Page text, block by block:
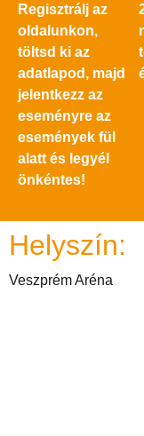
Regisztrálj az
oldalunkon,
töltsd ki az
adatlapod, majd
jelentkezz az
eseményre az
események fül
alatt és legyél
önkéntes!
Helyszín:
Veszprém Aréna